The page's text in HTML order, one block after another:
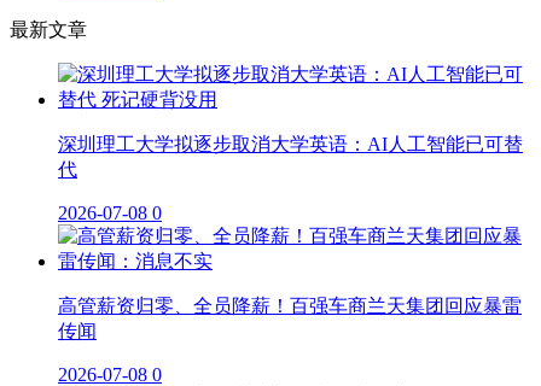
最新文章
深圳理工大学拟逐步取消大学英语：AI人工智能已可替
代
2026-07-08 0
高管薪资归零、全员降薪！百强车商兰天集团回应暴雷
传闻
2026-07-08 0